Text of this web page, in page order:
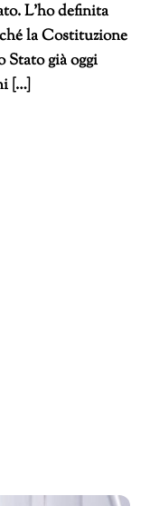
L’ho definita
la Costituzione
Stato già oggi
[…]